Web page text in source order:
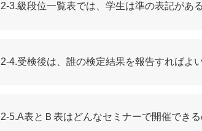
2-3.級段位一覧表では、学生は準の表記があ
2-4.受検後は、誰の検定結果を報告すればよ
2-5.A表とＢ表はどんなセミナーで開催できる